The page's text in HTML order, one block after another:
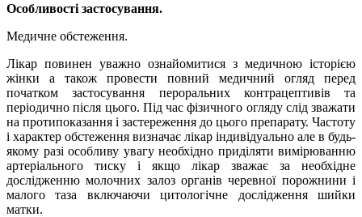
Особливості застосування.
Медичне обстеження.
Лікар повинен уважно ознайомитися з медичною історією
жінки а також провести повний медичний огляд перед
початком застосування пероральних контрацептивів та
періодично після цього. Під час фізичного огляду слід зважати
на протипоказання і застереження до цього препарату. Частоту
і характер обстеження визначає лікар індивідуально але в будь-
якому разі особливу увагу необхідно приділяти вимірюванню
артеріального тиску і якщо лікар зважає за необхідне
дослідженню молочних залоз органів черевної порожнини і
малого таза включаючи цитологічне дослідження шийки
матки.